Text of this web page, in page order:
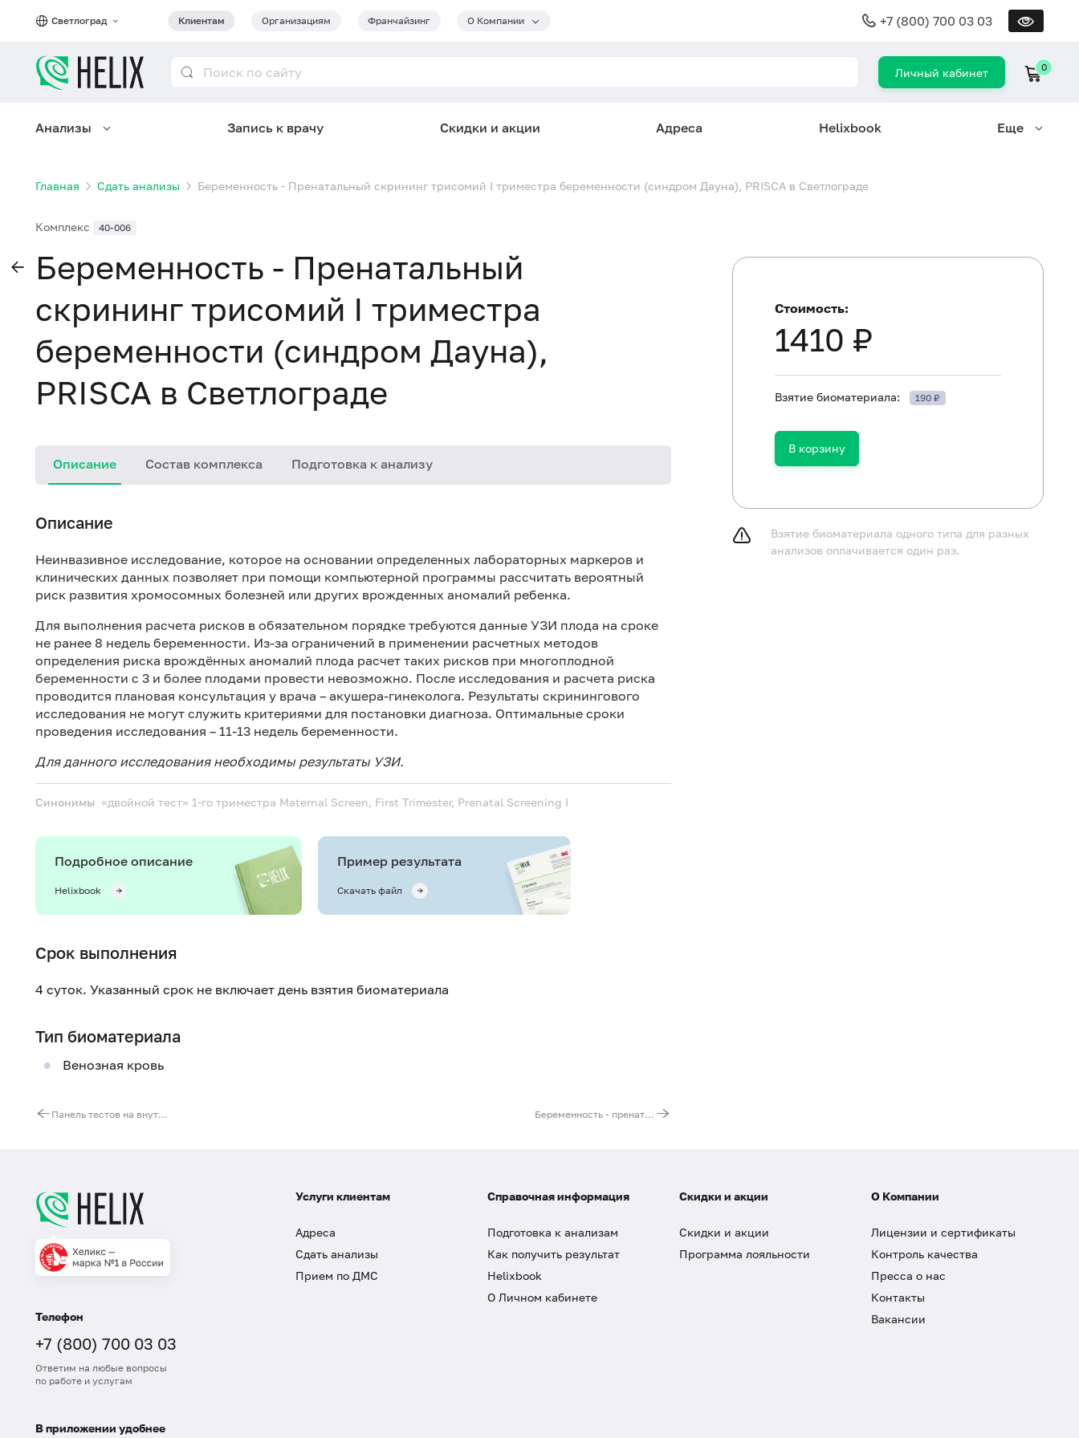
Светлоград Клиентам Организациям Франчайзинг О Компании +7 (800) 700 03 03
Личный кабинет 0
Анализы Запись к врачу Скидки и акции Адреса Helixbook Еще
Главная Сдать анализы Беременность - Пренатальный скрининг трисомий I триместра беременности (синдром Дауна), PRISCA в Светлограде
Комплекс 40-006
Беременность - Пренатальный
скрининг трисомий I триместра
беременности (синдром Дауна),
PRISCA в Светлограде
Описание Состав комплекса Подготовка к анализу
Описание
Неинвазивное исследование, которое на основании определенных лабораторных маркеров и
клинических данных позволяет при помощи компьютерной программы рассчитать вероятный
риск развития хромосомных болезней или других врожденных аномалий ребенка.
Для выполнения расчета рисков в обязательном порядке требуются данные УЗИ плода на сроке
не ранее 8 недель беременности. Из-за ограничений в применении расчетных методов
определения риска врождённых аномалий плода расчет таких рисков при многоплодной
беременности с 3 и более плодами провести невозможно. После исследования и расчета риска
проводится плановая консультация у врача – акушера-гинеколога. Результаты скринингового
исследования не могут служить критериями для постановки диагноза. Оптимальные сроки
проведения исследования – 11-13 недель беременности.
Для данного исследования необходимы результаты УЗИ.
Синонимы «двойной тест» 1-го триместра Maternal Screen, First Trimester, Prenatal Screening I
Подробное описание
Helixbook
Пример результата
Скачать файл
Срок выполнения
4 суток. Указанный срок не включает день взятия биоматериала
Тип биоматериала
Венозная кровь
Панель тестов на внутриутробные инфекции (TORCH-IgM) Беременность - пренатальный скрининг трисомий II триместра беременности, PRISCA
Ассоциированный с беременностью протеин А плазмы (PAPP-
Стоимость:
1410 ₽
Взятие биоматериала: 190 ₽
В корзину
Взятие биоматериала одного типа для разных
анализов оплачивается один раз.
Телефон
+7 (800) 700 03 03
Ответим на любые вопросы
по работе и услугам
Услуги клиентам
Адреса
Сдать анализы
Прием по ДМС
Справочная информация
Подготовка к анализам
Как получить результат
Helixbook
О Личном кабинете
Скидки и акции
Скидки и акции
Программа лояльности
О Компании
Лицензии и сертификаты
Контроль качества
Пресса о нас
Контакты
Вакансии
В приложении удобнее